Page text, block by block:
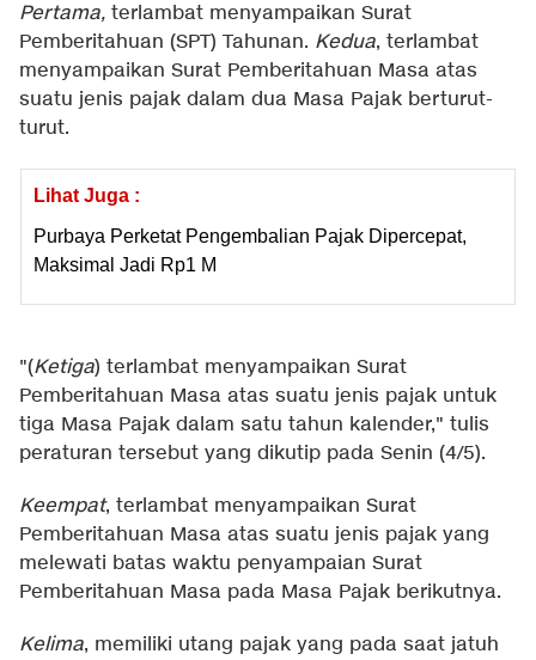
Pertama, terlambat menyampaikan Surat
Pemberitahuan (SPT) Tahunan. Kedua, terlambat
menyampaikan Surat Pemberitahuan Masa atas
suatu jenis pajak dalam dua Masa Pajak berturut-
turut.
Lihat Juga :
Purbaya Perketat Pengembalian Pajak Dipercepat,
Maksimal Jadi Rp1 M
"(Ketiga) terlambat menyampaikan Surat
Pemberitahuan Masa atas suatu jenis pajak untuk
tiga Masa Pajak dalam satu tahun kalender," tulis
peraturan tersebut yang dikutip pada Senin (4/5).
Keempat, terlambat menyampaikan Surat
Pemberitahuan Masa atas suatu jenis pajak yang
melewati batas waktu penyampaian Surat
Pemberitahuan Masa pada Masa Pajak berikutnya.
Kelima, memiliki utang pajak yang pada saat jatuh